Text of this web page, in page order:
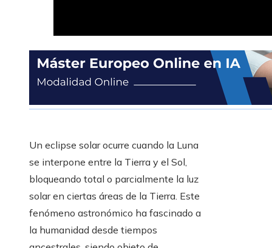
Un eclipse solar ocurre cuando la Luna
se interpone entre la Tierra y el Sol,
bloqueando total o parcialmente la luz
solar en ciertas áreas de la Tierra. Este
fenómeno astronómico ha fascinado a
la humanidad desde tiempos